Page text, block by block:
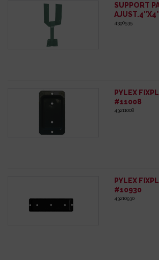
SUPPORT
4390535
PYLEX
#11008
43211008
PYLEX
#10930
43210930